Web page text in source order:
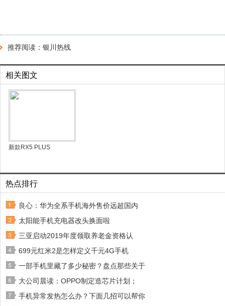
推荐阅读： 银川热线
相关图文
新款RX5 PLUS
热点排行
良心：华为全系手机海外售价远超国内
太阳能手机充电器改头换面啦
三亚启动2019年度领取养老金资格认
699元红米2是怎样定义千元4G手机
一部手机里藏了多少秘密？盘点那些关于
大公司晨读：OPPO制定造芯片计划；
手机异常发热怎么办？下面几招可以帮你